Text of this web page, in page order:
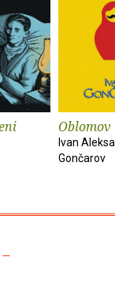
Oblomov
Ivan
Gončarov
–